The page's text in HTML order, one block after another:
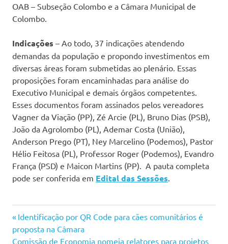
OAB – Subseção Colombo e a Câmara Municipal de
Colombo.
Indicações – Ao todo, 37 indicações atendendo
demandas da população e propondo investimentos em
diversas áreas foram submetidas ao plenário. Essas
proposições foram encaminhadas para análise do
Executivo Municipal e demais órgãos competentes.
Esses documentos foram assinados pelos vereadores
Vagner da Viação (PP), Zé Arcie (PL), Bruno Dias (PSB),
João da Agrolombo (PL), Ademar Costa (União),
Anderson Prego (PT), Ney Marcelino (Podemos), Pastor
Hélio Feitosa (PL), Professor Roger (Podemos), Evandro
França (PSD) e Maicon Martins (PP). A pauta completa
pode ser conferida em Edital das Sessões.
Navegação
de
Previous
Post:
Identificação por QR Code para cães comunitários é
proposta na Câmara
Next
Comissão de Economia nomeia relatores para projetos